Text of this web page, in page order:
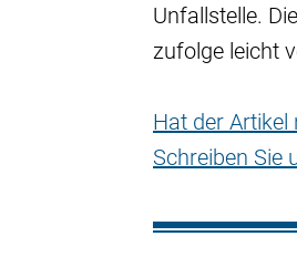
Unfallstelle.
zufolge leicht
Hat der Artikel
Schreiben Sie